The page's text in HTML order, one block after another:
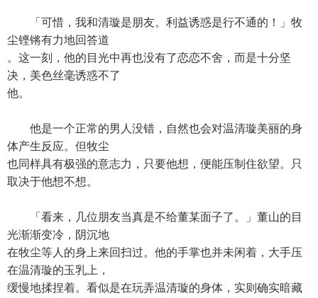
「可惜，我和清璇是朋友。利益诱惑是行不通的！」牧
尘铿锵有力地回答道
。这一刻，他的目光中再也没有了恋恋不舍，而是十分坚
决，美色丝毫诱惑不了
他。
他是一个正常的男人没错，自然也会对温清璇美丽的身
体产生反应。但牧尘
也同样具有极强的意志力，只要他想，便能压制住欲望。只
取决于他想不想。
「看来，几位朋友当真是不给董某面子了。」董山的目
光渐渐变冷，阴沉地
在牧尘等人的身上来回扫过。他的手掌也并未闲着，大手压
在温清璇的玉乳上，
缓慢地揉捏着。看似是在玩弄温清璇的身体，实则确实暗藏